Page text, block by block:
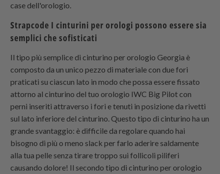
case dell'orologio.
Strapcode I cinturini per orologi possono essere sia
semplici che sofisticati
Il tipo più semplice di cinturino per orologio Georgia è
composto da un unico pezzo di materiale con due fori
praticati su ciascun lato in modo che possa essere fissato
attorno al cinturino del tuo orologio IWC Big Pilot con
perni inseriti attraverso i fori e tenuti in posizione da rivetti
sul lato inferiore del cinturino. Questo tipo di cinturino ha un
grande svantaggio: è difficile da regolare quando hai
bisogno di più o meno slack per farlo aderire saldamente
alla tua pelle senza tirare troppo sui follicoli piliferi
causando dolore! Il secondo tipo di cinturino per orologio